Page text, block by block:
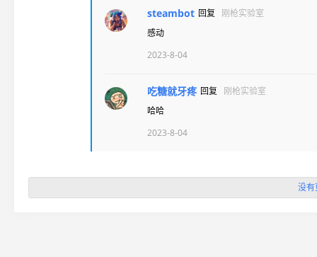
steambot 回复
刚枪实验室
感动
2023-8-04
吃糖就牙疼 回复
刚枪实验室
哈哈
2023-8-04
没有